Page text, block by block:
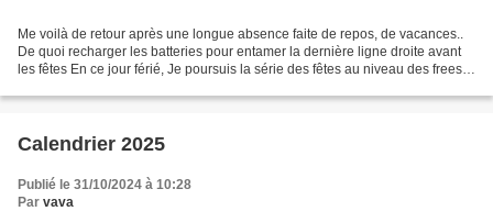
Me voilà de retour après une longue absence faite de repos, de vacances..
De quoi recharger les batteries pour entamer la dernière ligne droite avant
les fêtes En ce jour férié, Je poursuis la série des fêtes au niveau des frees
Calendrier 2025
Publié le 31/10/2024 à 10:28
Par vava